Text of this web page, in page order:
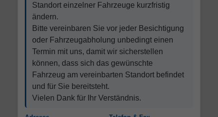
Standort einzelner Fahrzeuge kurzfristig
ändern.
Bitte vereinbaren Sie vor jeder Besichtigung
oder Fahrzeugabholung unbedingt einen
Termin mit uns, damit wir sicherstellen
können, dass sich das gewünschte
Fahrzeug am vereinbarten Standort befindet
und für Sie bereitsteht.
Vielen Dank für Ihr Verständnis.